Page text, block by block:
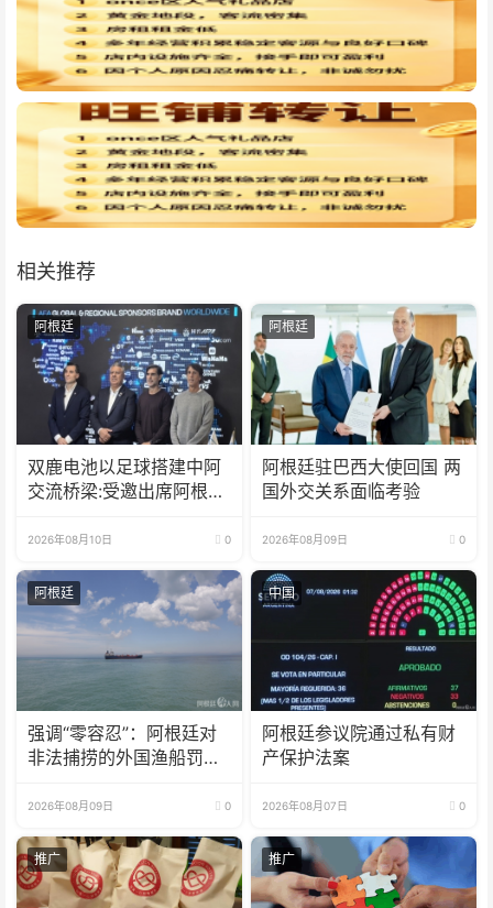
相关推荐
阿根廷
双鹿电池以足球搭建中阿
交流桥梁:受邀出席阿根廷
2026年08月10日 0
阿根廷
阿根廷驻巴西大使回国 两
国外交关系面临考验
2026年08月09日 0
阿根廷
强调“零容忍”：阿根廷对
非法捕捞的外国渔船罚款
2026年08月09日 0
中国
阿根廷参议院通过私有财
产保护法案
2026年08月07日 0
推广 推广